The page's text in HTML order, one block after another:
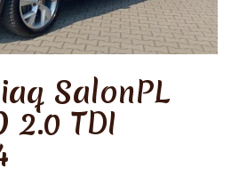
SalonPL
2.0 TDI